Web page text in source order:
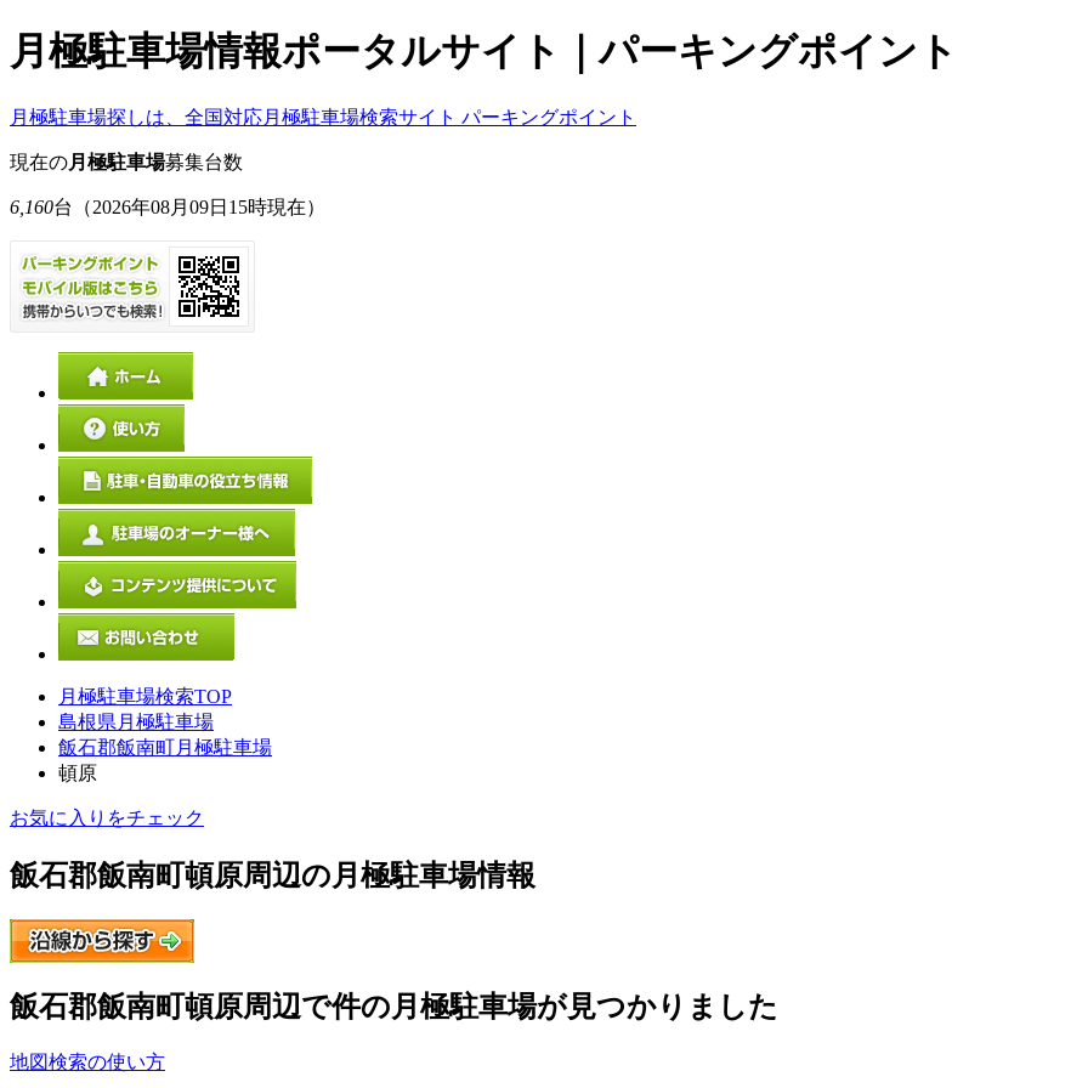
月極駐車場情報ポータルサイト｜パーキングポイント
月極駐車場探しは、全国対応月極駐車場検索サイト パーキングポイント
現在の月極駐車場募集台数
6,160台 （2026年08月09日15時現在）
月極駐車場検索TOP
島根県月極駐車場
飯石郡飯南町月極駐車場
頓原
お気に入りをチェック
飯石郡飯南町頓原周辺の月極駐車場情報
飯石郡飯南町頓原周辺で件の月極駐車場が見つかりました
地図検索の使い方